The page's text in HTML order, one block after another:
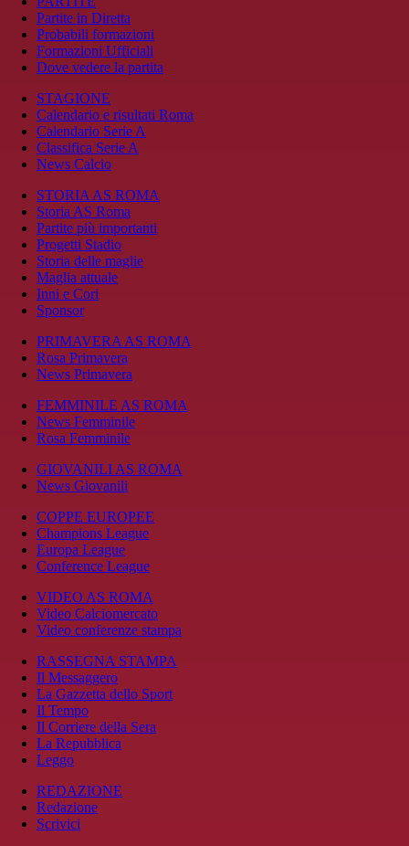
Partite in Diretta
Probabili formazioni
Formazioni Ufficiali
Dove vedere la partita
STAGIONE
Calendario e risultati Roma
Calendario Serie A
Classifica Serie A
News Calcio
STORIA AS ROMA
Storia AS Roma
Partite più importanti
Progetti Stadio
Storia delle maglie
Maglia attuale
Inni e Cori
Sponsor
PRIMAVERA AS ROMA
Rosa Primavera
News Primavera
FEMMINILE AS ROMA
News Femminile
Rosa Femminile
GIOVANILI AS ROMA
News Giovanili
COPPE EUROPEE
Champions League
Europa League
Conference League
VIDEO AS ROMA
Video Calciomercato
Video conferenze stampa
RASSEGNA STAMPA
Il Messaggero
La Gazzetta dello Sport
Il Tempo
Il Corriere della Sera
La Repubblica
Leggo
REDAZIONE
Redazione
Scrivici